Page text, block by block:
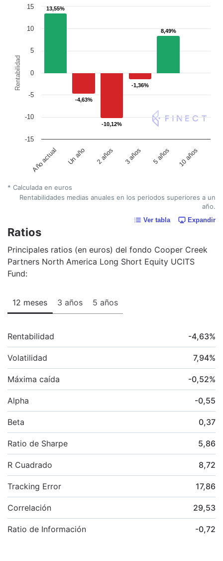
Rentabilidad
13,55%
13,55%
-4,63%
-4,63%
-10,12%
-10,12%
-1,36%
-1,36%
8,49%
8,49%
Año actual Un año 2 años 3 años 5 años 10 años
-15
-10
-5
0
5
10
15
* Calculada en euros
Rentabilidades medias anuales en los periodos superiores a un
año.
Ver tabla Expandir
Ratios
Principales ratios (en euros) del fondo Cooper Creek
Partners North America Long Short Equity UCITS
Fund:
12 meses 3 años 5 años
Rentabilidad -4,63%
Volatilidad 7,94%
Máxima caída -0,52%
Alpha -0,55
Beta 0,37
Ratio de Sharpe 5,86
R Cuadrado 8,72
Tracking Error 17,86
Correlación 29,53
Ratio de Información -0,72